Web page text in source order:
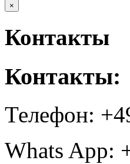
×
Контакты
Контакты:
Телефон:
Whats App: